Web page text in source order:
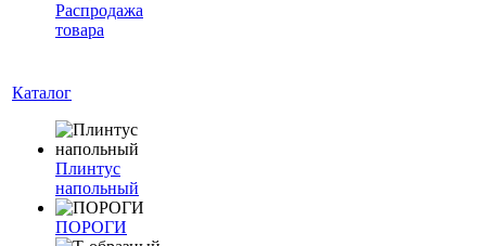
Распродажа
товара
Каталог
Плинтус
напольный
ПОРОГИ